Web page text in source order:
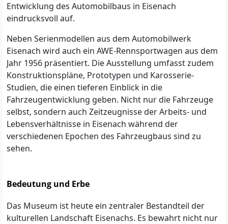
Entwicklung des Automobilbaus in Eisenach
eindrucksvoll auf.
Neben Serienmodellen aus dem Automobilwerk
Eisenach wird auch ein AWE-Rennsportwagen aus dem
Jahr 1956 präsentiert. Die Ausstellung umfasst zudem
Konstruktionspläne, Prototypen und Karosserie-
Studien, die einen tieferen Einblick in die
Fahrzeugentwicklung geben. Nicht nur die Fahrzeuge
selbst, sondern auch Zeitzeugnisse der Arbeits- und
Lebensverhältnisse in Eisenach während der
verschiedenen Epochen des Fahrzeugbaus sind zu
sehen.
Bedeutung und Erbe
Das Museum ist heute ein zentraler Bestandteil der
kulturellen Landschaft Eisenachs. Es bewahrt nicht nur